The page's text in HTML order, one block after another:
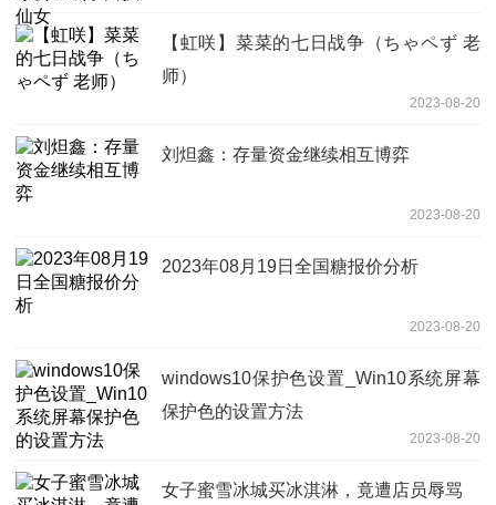
【虹咲】菜菜的七日战争（ちゃペず 老
师）
2023-08-20
刘炟鑫：存量资金继续相互博弈
2023-08-20
2023年08月19日全国糖报价分析
2023-08-20
windows10保护色设置_Win10系统屏幕
保护色的设置方法
2023-08-20
女子蜜雪冰城买冰淇淋，竟遭店员辱骂